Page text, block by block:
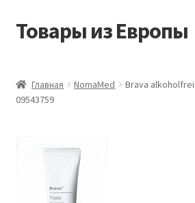
Перейти
Перейти
Товары из Европы
Виды доставки
Главная NomaMed
Brava
09543759